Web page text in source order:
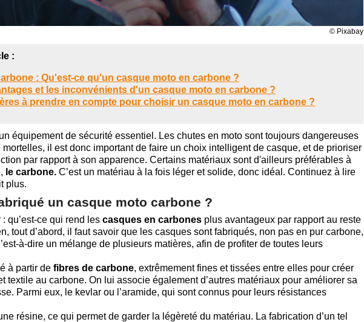
© Pixabay
:
: Qu'est-ce qu'un casque moto en carbone ?
et les inconvénients d'un casque moto en carbone ?
à prendre en compte pour choisir un casque moto en carbone ?
équipement de sécurité essentiel. Les chutes en moto sont toujours dangereuses
mortelles, il est donc important de faire un choix intelligent de casque, et de prioriser
par rapport à son apparence. Certains matériaux sont d'ailleurs préférables à
le carbone. C’est un matériau à la fois léger et solide, donc idéal. Continuez à lire
plus.
un casque moto carbone ?
qu’est-ce qui rend les casques en carbones plus avantageux par rapport au reste
tout d’abord, il faut savoir que les casques sont fabriqués, non pas en pur carbone,
à-dire un mélange de plusieurs matières, afin de profiter de toutes leurs
à partir de fibres de carbone, extrêmement fines et tissées entre elles pour créer
textile au carbone. On lui associe également d’autres matériaux pour améliorer sa
Parmi eux, le kevlar ou l’aramide, qui sont connus pour leurs résistances
résine, ce qui permet de garder la légèreté du matériau. La fabrication d’un tel